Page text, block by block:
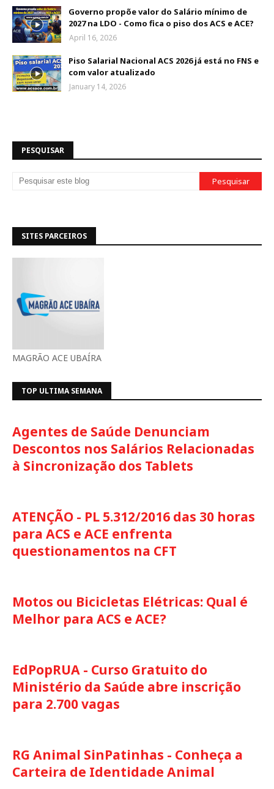
Governo propõe valor do Salário mínimo de
2027 na LDO - Como fica o piso dos ACS e ACE?
April 16, 2026
Piso Salarial Nacional ACS 2026 já está no FNS e
com valor atualizado
January 14, 2026
PESQUISAR
SITES PARCEIROS
MAGRÃO ACE UBAÍRA
TOP ULTIMA SEMANA
Agentes de Saúde Denunciam
Descontos nos Salários Relacionadas
à Sincronização dos Tablets
ATENÇÃO - PL 5.312/2016 das 30 horas
para ACS e ACE enfrenta
questionamentos na CFT
Motos ou Bicicletas Elétricas: Qual é
Melhor para ACS e ACE?
EdPopRUA - Curso Gratuito do
Ministério da Saúde abre inscrição
para 2.700 vagas
RG Animal SinPatinhas - Conheça a
Carteira de Identidade Animal